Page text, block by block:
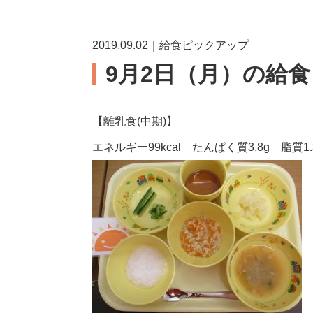
2019.09.02｜給食ピックアップ
9月2日（月）の給食
【離乳食(中期)】
エネルギー99kcal たんぱく質3.8g 脂質